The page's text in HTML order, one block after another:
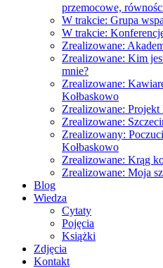
przemocowe,
W trakcie: Grupa
W trakcie:
Zrealizowane:
Zrealizowane: Kim
mnie?
Zrealizowane:
Kołbaskowo
Zrealizowane:
Zrealizowane:
Zrealizowany:
Kołbaskowo
Zrealizowane: Krąg
Zrealizowane: Moja
Blog
Wiedza
Cytaty
Pojęcia
Książki
Zdjęcia
Kontakt